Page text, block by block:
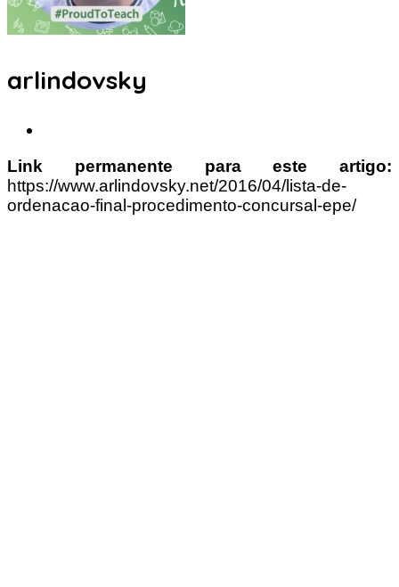
arlindovsky
Link permanente para este artigo:
https://www.arlindovsky.net/2016/04/lista-de-
ordenacao-final-procedimento-concursal-epe/